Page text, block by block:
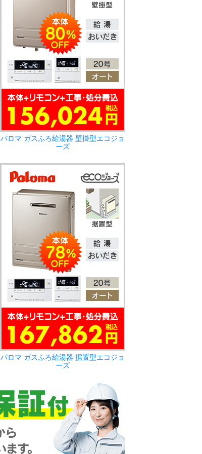
パロマ ガスふろ給湯器 壁掛型エコジョ
ーズ
パロマ ガスふろ給湯器 据置型エコジョ
ーズ